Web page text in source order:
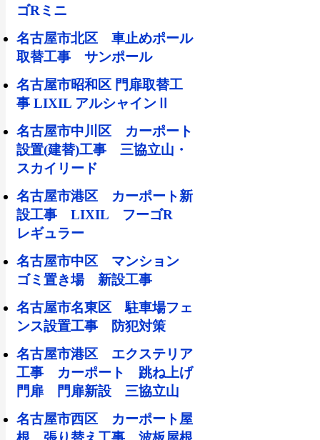
ゴRミニ
名古屋市北区 車止めポール
取替工事 サンポール
名古屋市昭和区 門扉取替工
事 LIXIL アルシャインⅡ
名古屋市中川区 カーポート
設置(建替)工事 三協立山・
スカイリード
名古屋市港区 カーポート新
設工事 LIXIL フーゴR
レギュラー
名古屋市中区 マンション
ゴミ置き場 新設工事
名古屋市名東区 駐車場フェ
ンス設置工事 防犯対策
名古屋市港区 エクステリア
工事 カーポート 跳ね上げ
門扉 門扉新設 三協立山
名古屋市西区 カーポート屋